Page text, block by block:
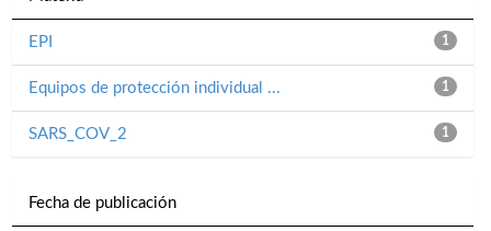
1
EPI
1
Equipos de protección individual ...
1
SARS_COV_2
Fecha de publicación